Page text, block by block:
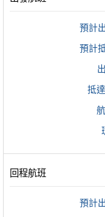
預計
預計
抵
預計